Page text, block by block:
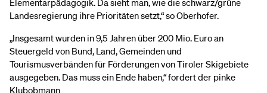
Elementarpädagogik. Da sieht man, wie die schwarz/grüne
Landesregierung ihre Prioritäten setzt,“ so Oberhofer.
„Insgesamt wurden in 9,5 Jahren über 200 Mio. Euro an
Steuergeld von Bund, Land, Gemeinden und
Tourismusverbänden für Förderungen von Tiroler Skigebiete
ausgegeben. Das muss ein Ende haben,“ fordert der pinke
Klubobmann